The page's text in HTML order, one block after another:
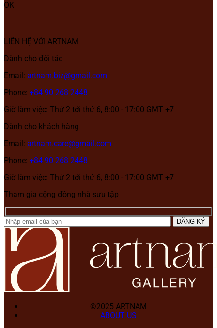
OK
LIÊN HỆ VỚI ARTNAM
Dành cho đối tác
Email: artnam.biz@gmail.com
Phone: +84 90 268 2448
Giờ làm việc: Thứ 2 tới thứ 6, 8:00 - 17:00 GMT +7
Dành cho khách hàng
Email: artnam.care@gmail.com
Phone: +84 90 268 2448
Giờ làm việc: Thứ 2 tới thứ 6, 8:00 - 17:00 GMT +7
Tham gia cộng đồng nhà sưu tập
©2025 ARTNAM
ABOUT US